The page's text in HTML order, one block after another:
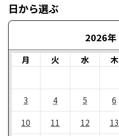
日から選ぶ
2026年
月 火 水 木
3
4 5 6
10
11 12 13